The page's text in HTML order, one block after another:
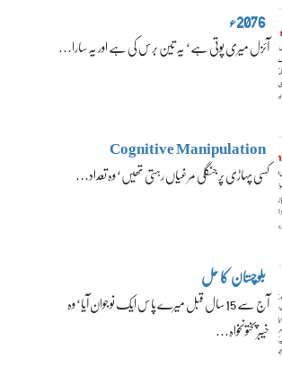
2076ء
آئزل میری پوتی ہے‘ یہ تین برس کی ہے اور یہ سارا…
Cognitive Manipulation
کسی پہاڑی پر جنگلی مرغیاں رہتی تھیں‘ وہ تعداد…
بلوچستان کا حل
آج سے 15 سال قبل میرے پاس ایک نوجوان آیا‘ وہ
خیبرپختونخواہ…